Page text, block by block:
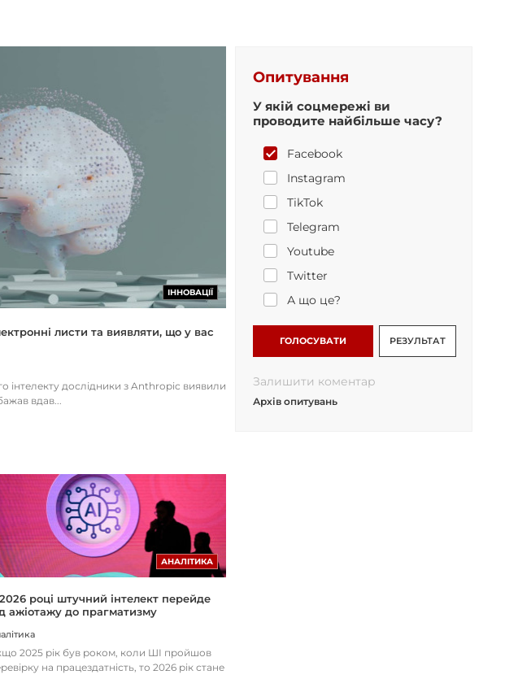
ІННОВАЦІЇ
листи та виявляти, що у вас
інтелекту дослідники з Anthropic виявили
вдав...
АНАЛІТИКА
році штучний інтелект перейде
ажіотажу до прагматизму
2025 рік був роком, коли ШІ пройшов
на працездатність, то 2026 рік стане
Опитування
У якій соцмережі ви
проводите найбільше часу?
Facebook
Instagram
TikTok
Telegram
Youtube
Twitter
А що це?
ГОЛОСУВАТИ РЕЗУЛЬТАТ
Залишити коментар
Архів опитувань